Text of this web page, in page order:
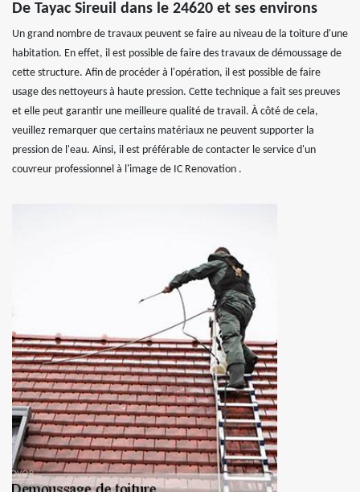
De Tayac Sireuil dans le 24620 et ses environs
Un grand nombre de travaux peuvent se faire au niveau de la toiture d'une
habitation. En effet, il est possible de faire des travaux de démoussage de
cette structure. Afin de procéder à l'opération, il est possible de faire
usage des nettoyeurs à haute pression. Cette technique a fait ses preuves
et elle peut garantir une meilleure qualité de travail. À côté de cela,
veuillez remarquer que certains matériaux ne peuvent supporter la
pression de l'eau. Ainsi, il est préférable de contacter le service d'un
couvreur professionnel à l'image de IC Renovation .